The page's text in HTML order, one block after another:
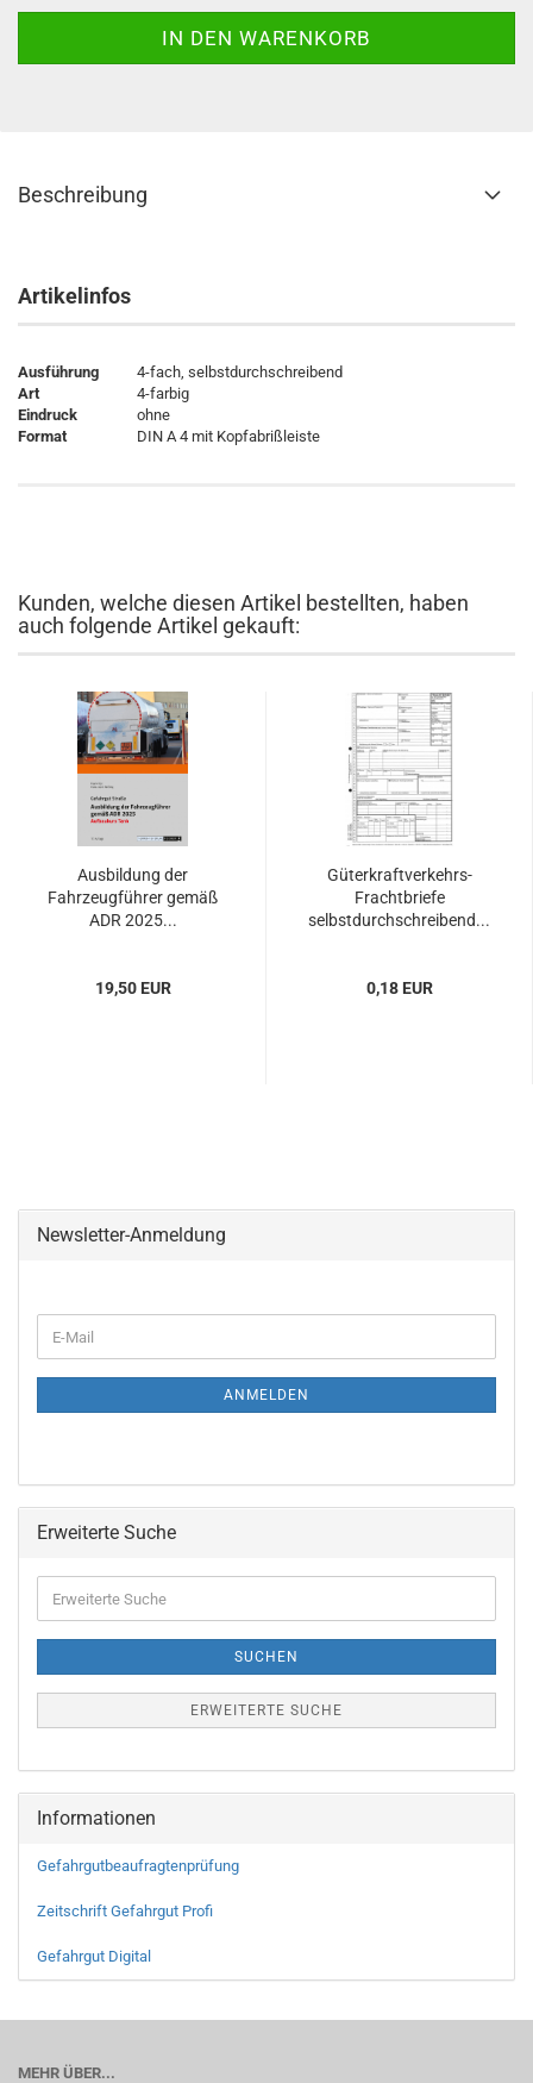
Beschreibung
Artikelinfos
Ausführung
4-fach, selbstdurchschreibend
Art
4-farbig
Eindruck
ohne
Format
DIN A 4 mit Kopfabrißleiste
Kunden, welche diesen Artikel bestellten, haben
auch folgende Artikel gekauft:
Ausbildung der
Fahrzeugführer gemäß
ADR 2025...
19,50 EUR
Güterkraftverkehrs-
Frachtbriefe
selbstdurchschreibend...
0,18 EUR
Newsletter-Anmeldung
ANMELDEN
Erweiterte Suche
SUCHEN
ERWEITERTE SUCHE
Informationen
Gefahrgutbeaufragtenprüfung
Zeitschrift Gefahrgut Profi
Gefahrgut Digital
MEHR ÜBER...